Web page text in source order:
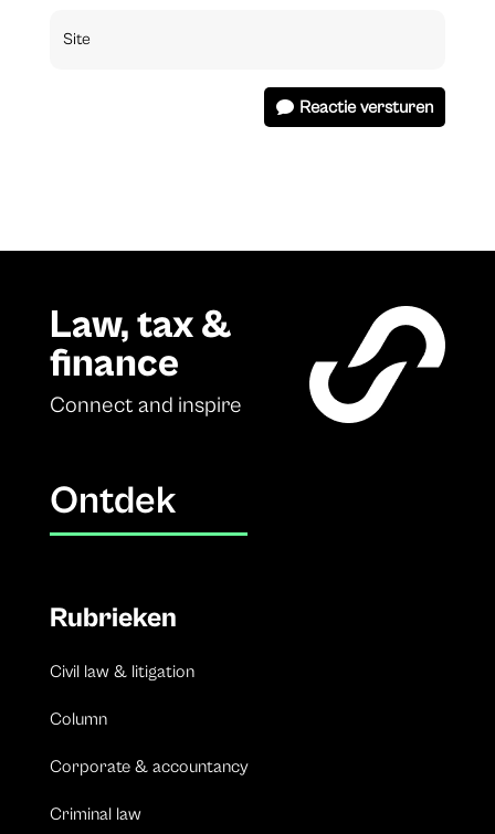
Reactie versturen
Law, tax &
finance
Connect and inspire
Ontdek
Rubrieken
Civil law & litigation
Column
Corporate & accountancy
Criminal law